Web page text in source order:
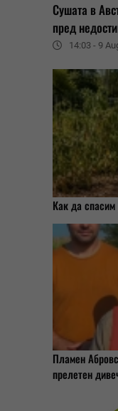
Сушата в
пред
14:03 - 9
Как да спасим
Пламен
прелетен